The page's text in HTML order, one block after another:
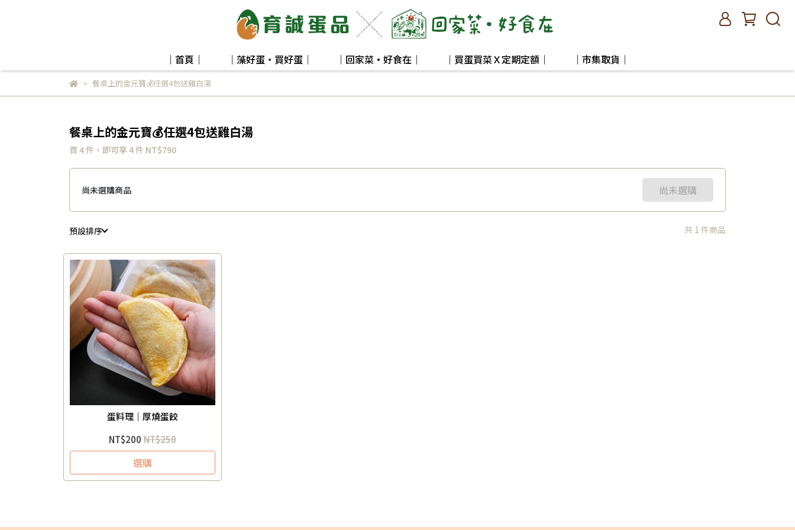
｜首頁｜ ｜藻好蛋・買好蛋｜ ｜回家菜·好食在｜ ｜買蛋買菜Ｘ定期定額｜ ｜市集取貨｜
餐桌上的金元寶💰任選4包送雞白湯
餐桌上的金元寶💰任選4包送雞白湯
買 4 件， 即可享 4 件 NT$790
尚未選購商品 尚未選購
預設排序 共 1 件商品
蛋料理｜厚燒蛋餃
NT$200 NT$250
選購